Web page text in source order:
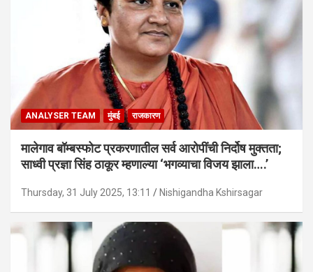
ANALYSER TEAM मुंबई राजकारण
मालेगाव बॉम्बस्फोट प्रकरणातील सर्व आरोपींची निर्दोष मुक्तता;
साध्वी प्रज्ञा सिंह ठाकूर म्हणाल्या ‘भगव्याचा विजय झाला….’
Thursday, 31 July 2025, 13:11 Nishigandha Kshirsagar